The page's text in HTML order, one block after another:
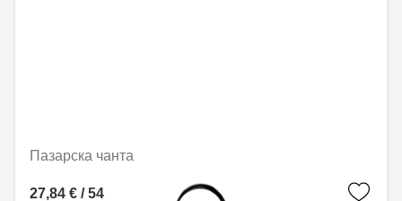
Пазарска чанта
27,84 € / 54,45 лв.